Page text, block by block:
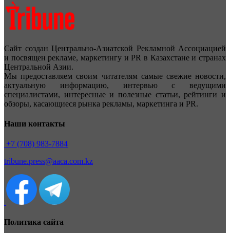
Сайт создан Центрально-Азиатской Рекламной Ассоциацией
и посвящен рекламе, маркетингу и PR в Казахстане и странах
Центральной Азии.
Мы предоставляем своим читателям самые свежие новости,
актуальную информацию, интервью с ведущими
специалистами, интересные и полезные статьи, рейтинги и
обзоры, касающиеся рынка рекламы, маркетинга и PR.
Наши контакты
+7 (708) 983-7884
tribune.press@aaca.com.kz
Политика сайта